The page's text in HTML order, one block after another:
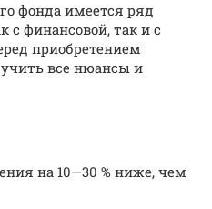
фонда имеется ряд
с финансовой, так и с
приобретением
все нюансы и
на 10—30 % ниже, чем